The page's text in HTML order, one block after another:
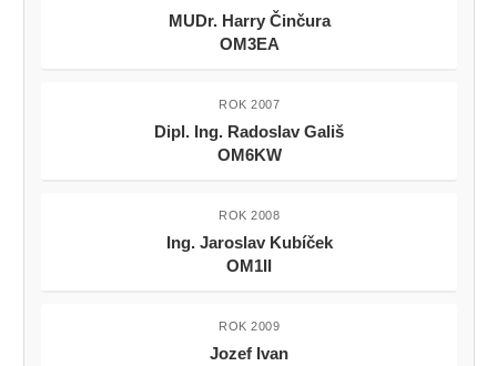
MUDr. Harry Činčura
OM3EA
ROK 2007
Dipl. Ing. Radoslav Gališ
OM6KW
ROK 2008
Ing. Jaroslav Kubíček
OM1II
ROK 2009
Jozef Ivan